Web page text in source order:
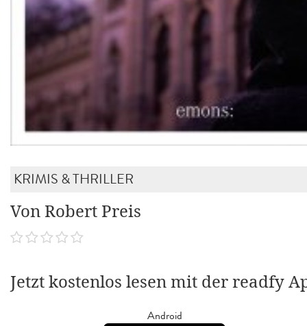
KRIMIS & THRILLER
Von Robert Preis
Jetzt kostenlos lesen mit der readfy
Android